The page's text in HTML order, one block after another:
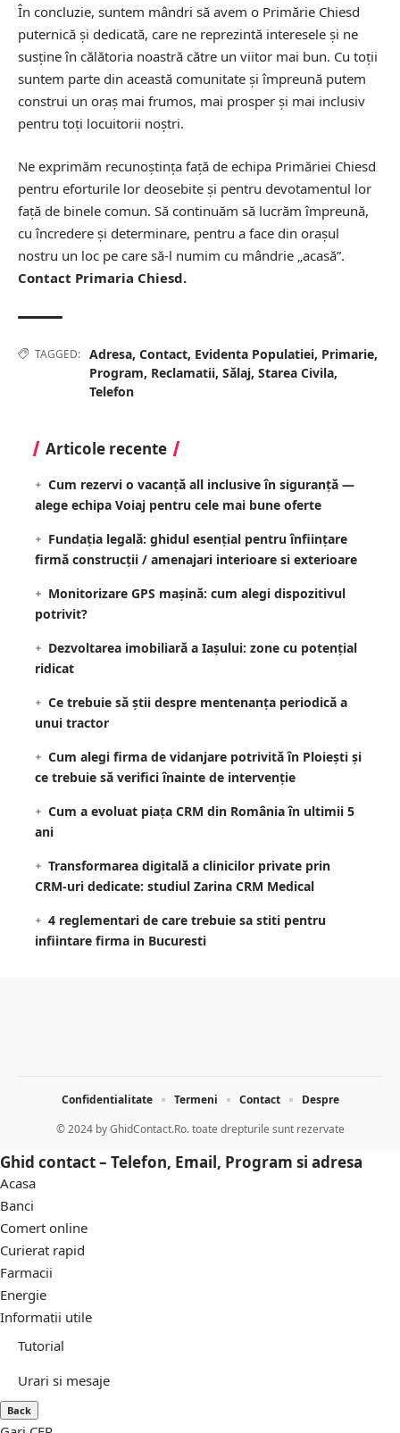
În concluzie, suntem mândri să avem o Primărie Chiesd
puternică și dedicată, care ne reprezintă interesele și ne
susține în călătoria noastră către un viitor mai bun. Cu toții
suntem parte din această comunitate și împreună putem
construi un oraș mai frumos, mai prosper și mai inclusiv
pentru toți locuitorii noștri.
Ne exprimăm recunoștința față de echipa Primăriei Chiesd
pentru eforturile lor deosebite și pentru devotamentul lor
față de binele comun. Să continuăm să lucrăm împreună,
cu încredere și determinare, pentru a face din orașul
nostru un loc pe care să-l numim cu mândrie „acasă”.
Contact Primaria Chiesd.
TAGGED: Adresa, Contact, Evidenta Populatiei, Primarie,
Program, Reclamatii, Sălaj, Starea Civila,
Telefon
Articole recente
Cum rezervi o vacanță all inclusive în siguranță —
alege echipa Voiaj pentru cele mai bune oferte
Fundația legală: ghidul esențial pentru înființare
firmă construcții / amenajari interioare si exterioare
Monitorizare GPS mașină: cum alegi dispozitivul
potrivit?
Dezvoltarea imobiliară a Iașului: zone cu potențial
ridicat
Ce trebuie să știi despre mentenanța periodică a
unui tractor
Cum alegi firma de vidanjare potrivită în Ploiești și
ce trebuie să verifici înainte de intervenție
Cum a evoluat piața CRM din România în ultimii 5
ani
Transformarea digitală a clinicilor private prin
CRM-uri dedicate: studiul Zarina CRM Medical
4 reglementari de care trebuie sa stiti pentru
infiintare firma in Bucuresti
© 2024 byGhidContact.Ro. toate drepturile sunt rezervate
Confidentialitate Termeni Contact Despre
Ghid contact – Telefon, Email, Program si adresa
Acasa
Banci
Comert online
Curierat rapid
Farmacii
Energie
Informatii utile
Tutorial
Urari si mesaje
Back